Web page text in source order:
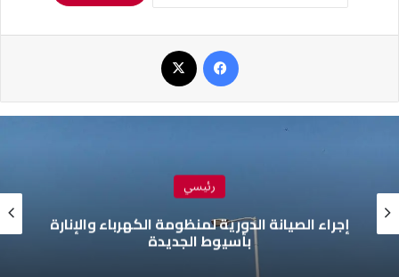
رئيسي
إجراء الصيانة الدورية لمنظومة الكهرباء والإنارة
بأسيوط الجديدة